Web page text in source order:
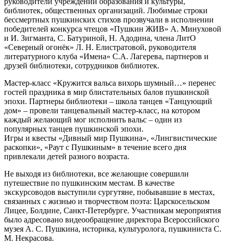
библиотек, общественных организаций. Любимые строки
бессмертных пушкинских стихов прозвучали в исполнении
победителей конкурса чтецов «Пушкин ЖИВ» А. Минуховой
и И. Зигманта, С. Батуриной, Н. Адодина, члена ЛитО
«Северный огонёк» Л. Н. Елистратовой, руководителя
литературного клуба «Имена» С.А. Лагерева, партнеров и
друзей библиотеки, сотрудников библиотек.
Мастер-класс «Кружится вальса вихорь шумный…» перенес
гостей праздника в мир блистательных балов пушкинской
эпохи. Партнеры библиотеки – школа танцев «Танцующий
дом» – провели танцевальный мастер-класс, на котором
каждый желающий мог исполнить вальс – один из
популярных танцев пушкинской эпохи.
Игры и квесты «Дивный мир Пушкина», «Лингвистические
раскопки», «Раут с Пушкиным» в течение всего дня
привлекали детей разного возраста.
Не выходя из библиотеки, все желающие совершили
путешествие по пушкинским местам. В качестве
экскурсоводов выступили сургутяне, побывавшие в местах,
связанных с жизнью и творчеством поэта: Царскосельском
Лицее, Болдине, Санкт-Петербурге. Участникам мероприятия
было адресовано видеообращение директора Всероссийского
музея А. С. Пушкина, историка, культуролога, пушкиниста С.
М. Некрасова.